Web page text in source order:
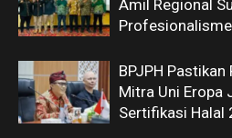
Amil Regional
BPJPH
Mitra Uni Eropa
Sertifikasi Halal